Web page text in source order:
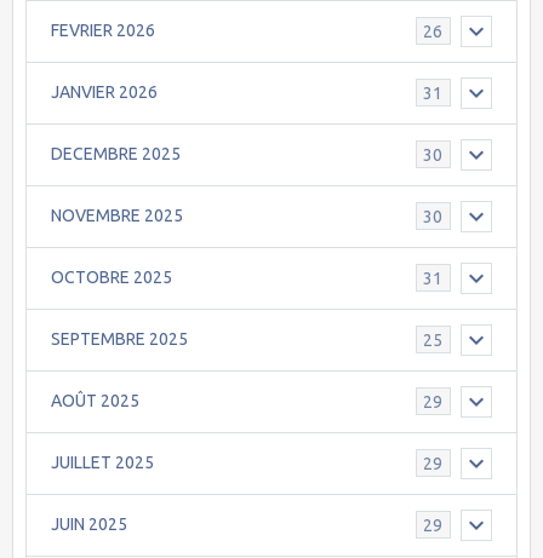
FEVRIER 2026 26
JANVIER 2026 31
DECEMBRE 2025 30
NOVEMBRE 2025 30
OCTOBRE 2025 31
SEPTEMBRE 2025 25
AOÛT 2025 29
JUILLET 2025 29
JUIN 2025 29